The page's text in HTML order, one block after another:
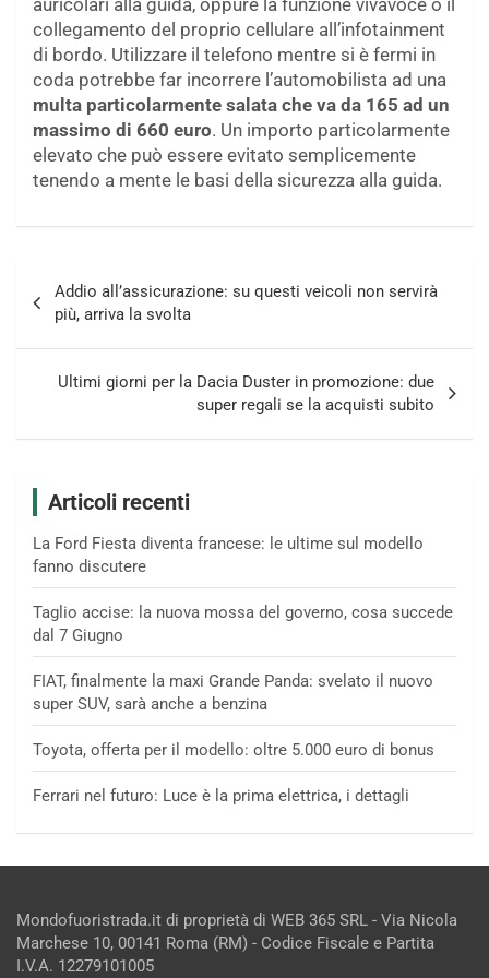
auricolari alla guida, oppure la funzione vivavoce o il
collegamento del proprio cellulare all’infotainment
di bordo. Utilizzare il telefono mentre si è fermi in
coda potrebbe far incorrere l’automobilista ad una
multa particolarmente salata che va da 165 ad un
massimo di 660 euro. Un importo particolarmente
elevato che può essere evitato semplicemente
tenendo a mente le basi della sicurezza alla guida.
articoli
Addio all’assicurazione: su questi veicoli non servirà
più, arriva la svolta
Ultimi giorni per la Dacia Duster in promozione: due
super regali se la acquisti subito
Articoli recenti
La Ford Fiesta diventa francese: le ultime sul modello
fanno discutere
Taglio accise: la nuova mossa del governo, cosa succede
dal 7 Giugno
FIAT, finalmente la maxi Grande Panda: svelato il nuovo
super SUV, sarà anche a benzina
Toyota, offerta per il modello: oltre 5.000 euro di bonus
Ferrari nel futuro: Luce è la prima elettrica, i dettagli
Mondofuoristrada.it di proprietà di WEB 365 SRL - Via Nicola
Marchese 10, 00141 Roma (RM) - Codice Fiscale e Partita
I.V.A. 12279101005